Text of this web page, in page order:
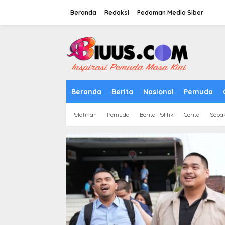
Beranda Redaksi Pedoman Media Siber
Beranda Berita Nasional Pemuda
Pelatihan Pemuda Berita Politik Cerita